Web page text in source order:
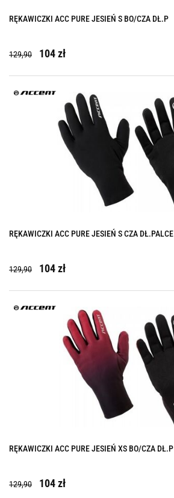
RĘKAWICZKI ACC PURE JESIEŃ S BO/CZA DŁ.P
129,90 104 zł
RĘKAWICZKI ACC PURE JESIEŃ S CZA DŁ.PALCE
129,90 104 zł
RĘKAWICZKI ACC PURE JESIEŃ XS BO/CZA DŁ.P
129,90 104 zł